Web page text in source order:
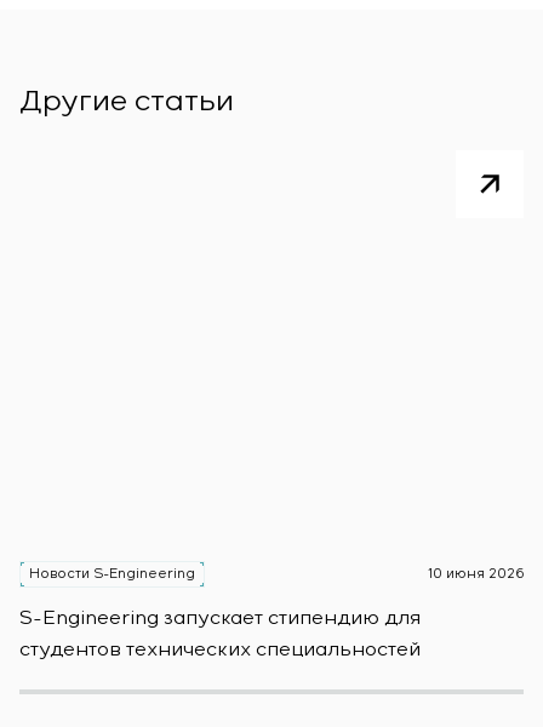
Другие статьи
Новости S-Engineering 10 июня 2026
S-Engineering запускает стипендию для
студентов технических специальностей